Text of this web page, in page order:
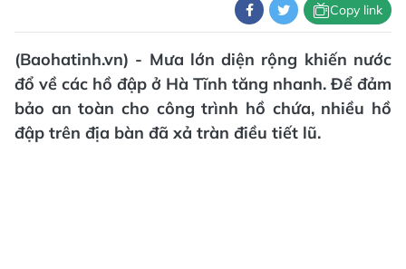
Copy link
(Baohatinh.vn) - Mưa lớn diện rộng khiến nước
đổ về các hồ đập ở Hà Tĩnh tăng nhanh. Để đảm
bảo an toàn cho công trình hồ chứa, nhiều hồ
đập trên địa bàn đã xả tràn điều tiết lũ.